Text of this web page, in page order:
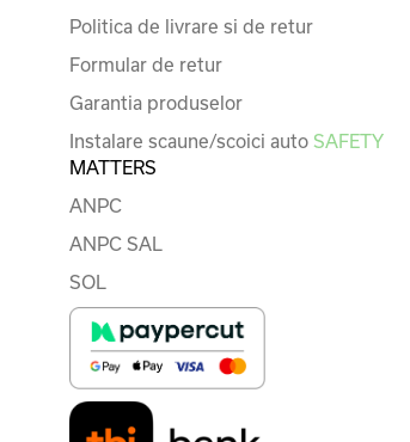
Politica de livrare si de retur
Formular de retur
Garantia produselor
Instalare scaune/scoici auto SAFETY
MATTERS
ANPC
ANPC SAL
SOL